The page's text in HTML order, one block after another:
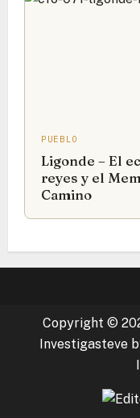
PUEBLO
Ligonde – El
reyes y el
Camino
Copyright ©
Investigasteve